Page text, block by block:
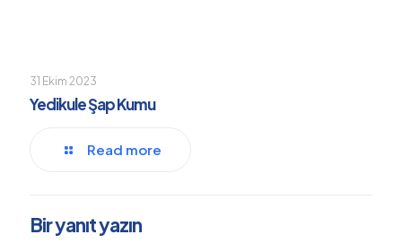
31 Ekim 2023
Yedikule Şap Kumu
Read more
Bir yanıt yazın